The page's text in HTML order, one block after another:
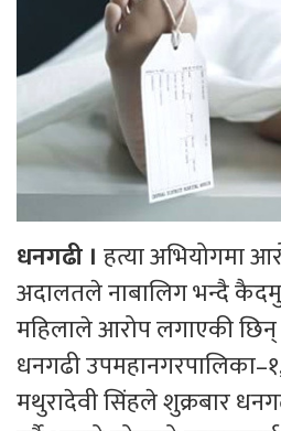
धनगढी । हत्या अभियोगमा
अदालतले नाबालिग भन्दै
महिलाले आरोप लगाएकी छिन्
धनगढी
मथुरादेवी सिंहले शुक्रबार